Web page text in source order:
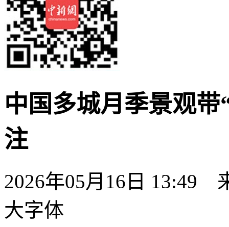
中国多城月季景观
注
2026年05月16日 13:49
大字体